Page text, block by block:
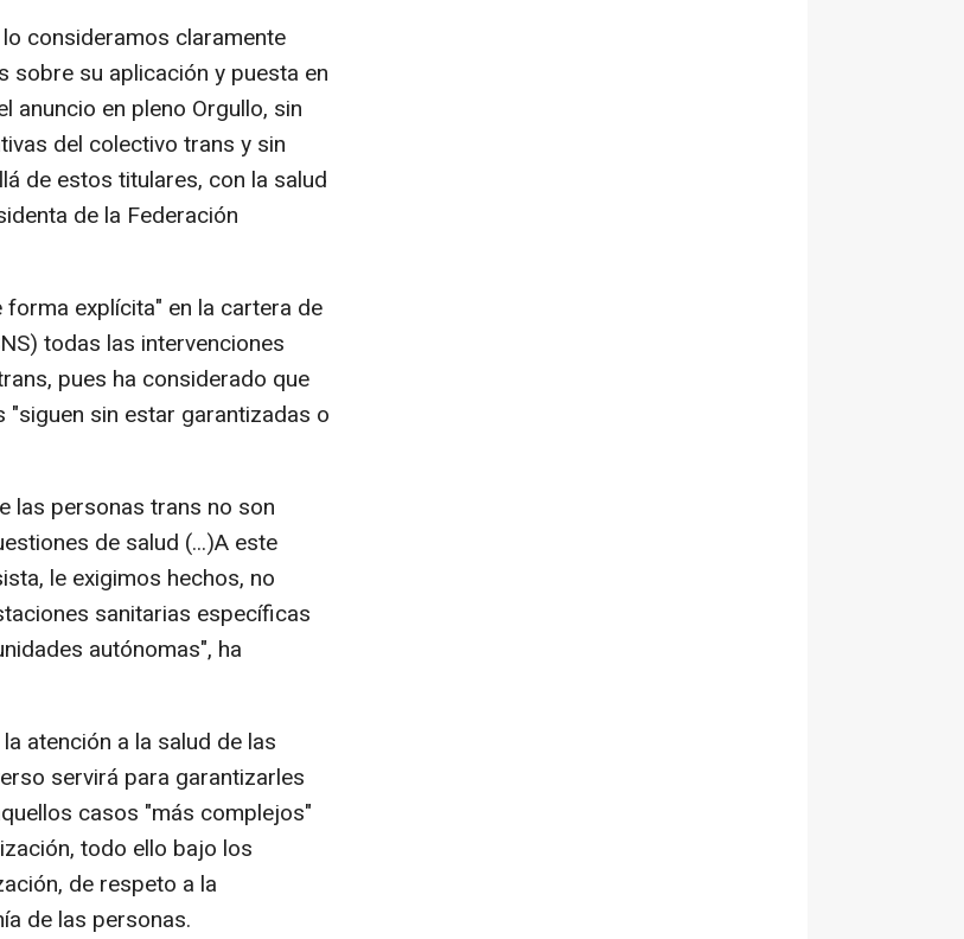
consideramos claramente
sobre su aplicación y puesta en
anuncio en pleno Orgullo, sin
del colectivo trans y sin
de estos titulares, con la salud
de la Federación
explícita" en la cartera de
todas las intervenciones
pues ha considerado que
sin estar garantizadas o
las personas trans no son
de salud (...)A este
le exigimos hechos, no
sanitarias específicas
autónomas", ha
atención a la salud de las
servirá para garantizarles
casos "más complejos"
todo ello bajo los
de respeto a la
de las personas.